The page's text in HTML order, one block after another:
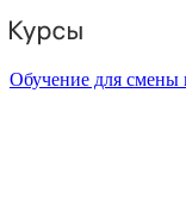
Обучение для смены